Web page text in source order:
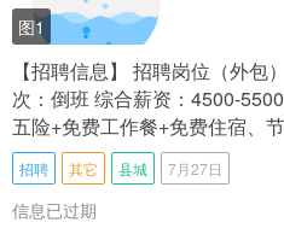
图1
【招聘信息】 招聘岗位（外
次：倒班 综合薪资：4500-
五险+免费工作餐+免费住宿、
招聘 其它 县城 7月27日
信息已过期